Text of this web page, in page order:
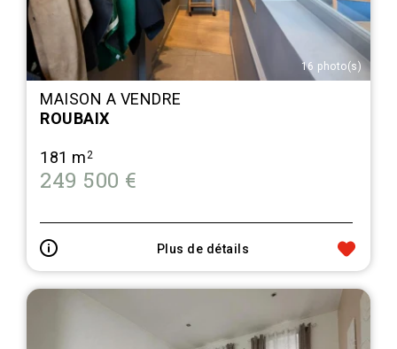
16 photo(s)
MAISON A VENDRE
ROUBAIX
181 m2
249 500 €
Plus de détails